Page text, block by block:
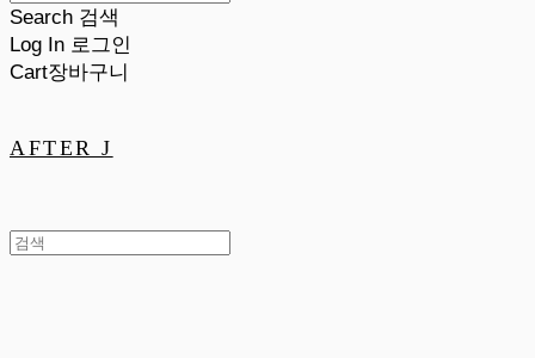
Search 검색
Log In 로그인
Cart장바구니
AFTER J